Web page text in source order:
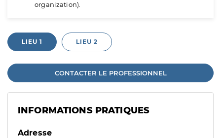
organization).
LIEU 1 LIEU 2
CONTACTER LE PROFESSIONNEL
INFORMATIONS PRATIQUES
Adresse